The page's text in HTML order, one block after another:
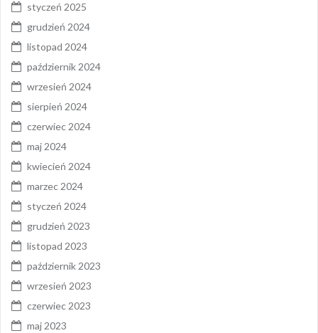
styczeń 2025
grudzień 2024
listopad 2024
październik 2024
wrzesień 2024
sierpień 2024
czerwiec 2024
maj 2024
kwiecień 2024
marzec 2024
styczeń 2024
grudzień 2023
listopad 2023
październik 2023
wrzesień 2023
czerwiec 2023
maj 2023